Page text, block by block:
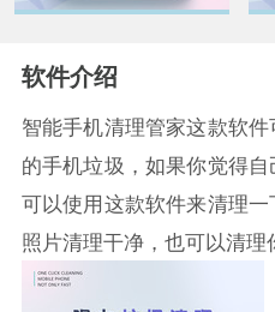
软件介绍
智能手机清理管家这款软
的手机垃圾，如果你觉得
可以使用这款软件来清理
照片清理干净，也可以清理